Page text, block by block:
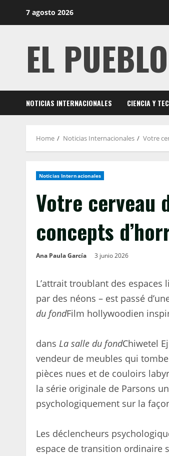
7 agosto 2026
EL PUEBLO
NOTICIAS INTERNACIONALES CIENCIA Y
Home Noticias Internacionales Votre
Noticias Internacionales
Votre cerveau
concepts
Ana Paula García 3 junio 2026
L’attrait troublant des
par des néons – est passé
du fondFilm hollywoodien
dans La salle du fondChiwetel
vendeur de meubles qui
pièces nues et de couloirs
la série originale de Parsons
psychologiquement sur la
Les déclencheurs
espace de transition ordinaire